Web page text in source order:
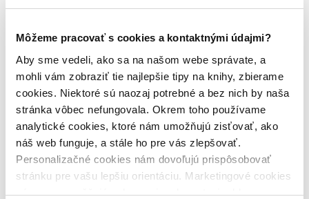
Môžeme pracovať s cookies a kontaktnými údajmi?
Aby sme vedeli, ako sa na našom webe správate, a
mohli vám zobraziť tie najlepšie tipy na knihy, zbierame
cookies. Niektoré sú naozaj potrebné a bez nich by naša
stránka vôbec nefungovala. Okrem toho používame
analytické cookies, ktoré nám umožňujú zisťovať, ako
náš web funguje, a stále ho pre vás zlepšovať.
Personalizačné cookies nám dovoľujú prispôsobovať
stránku pre vašu lepšiu orientáciu. Marketingové cookies
nám zas umožňujú zobrazenie relevantnej reklamy.
na centrálnom sklade (0 titulov)na centrálnom sklade
pripravujeme (0 titulov)pripravujeme
vypredaných)
Nové / čítané
nová (0 titulov)
čítaná (0 titulov)čítaná
čítaná - výborný stav (0 titulov)čítaná - výborný stav
čítaná - mierne opotrebovaná (0 titulov)čítaná - mierne
opotrebovaná
čítané verzie vypredaných kníh (0 titulov) čítané verzie
vypredaných kníh